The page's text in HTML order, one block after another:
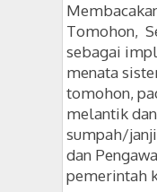
Tomohon,
sebagai
menata
tomohon,
melantik
sumpah/
dan
pemerintah